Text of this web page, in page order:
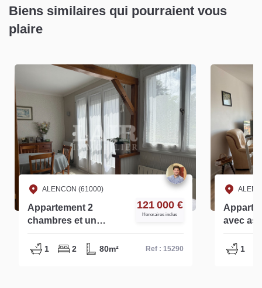
Biens similaires qui pourraient vous
plaire
ALENCON (61000)
Appartement 2
chambres et un
garage faibles
charges de
121 000 €
Honoraires inclus
1 2 80m² Ref : 15290
avec
Alençon
1